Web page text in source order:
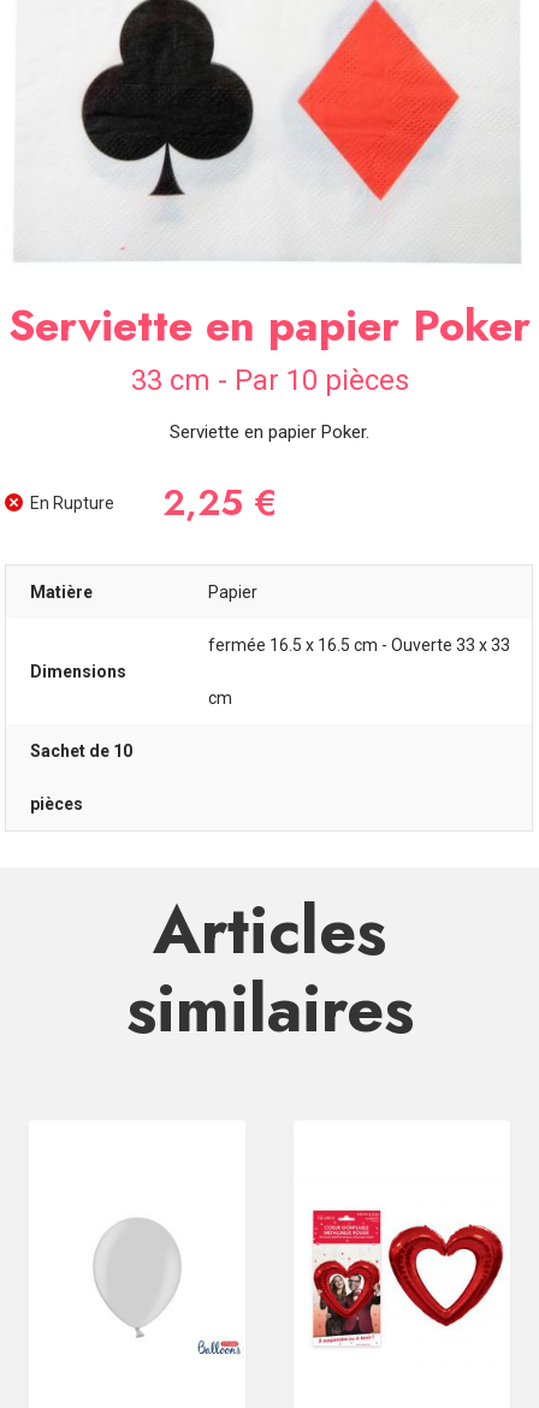
OCCASIONS
SPÉCIALES
Serviette en papier Poker
33 cm - Par 10 pièces
Serviette en papier Poker.
En Rupture 2,25 €
Matière Papier
Dimensions
fermée 16.5 x 16.5 cm - Ouverte 33 x 33
cm
Sachet de 10
pièces
Articles
similaires